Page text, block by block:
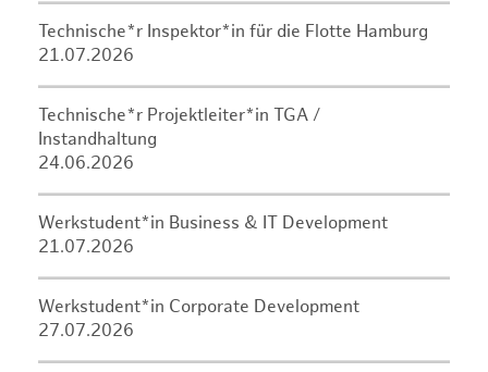
Technische*r Inspektor*in für die Flotte Hamburg
21.07.2026
Technische*r Projektleiter*in TGA /
Instandhaltung
24.06.2026
Werkstudent*in Business & IT Development
21.07.2026
Werkstudent*in Corporate Development
27.07.2026